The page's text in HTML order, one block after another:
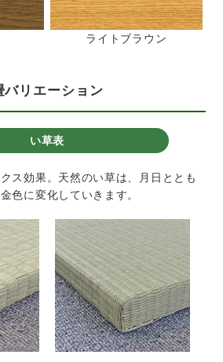
ライトブラウン
バリエーション
い草表
ス効果。天然のい草は、月日ととも
色に変化していきます。